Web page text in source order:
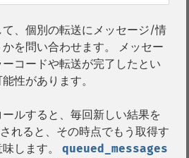
、個別の転送にメッセージ/情
を問い合わせます。 メッセー
コードや転送が完了したとい
性があります。
ルすると、毎回新しい結果を
れると、その時点でもう取得す
します。 queued_messages